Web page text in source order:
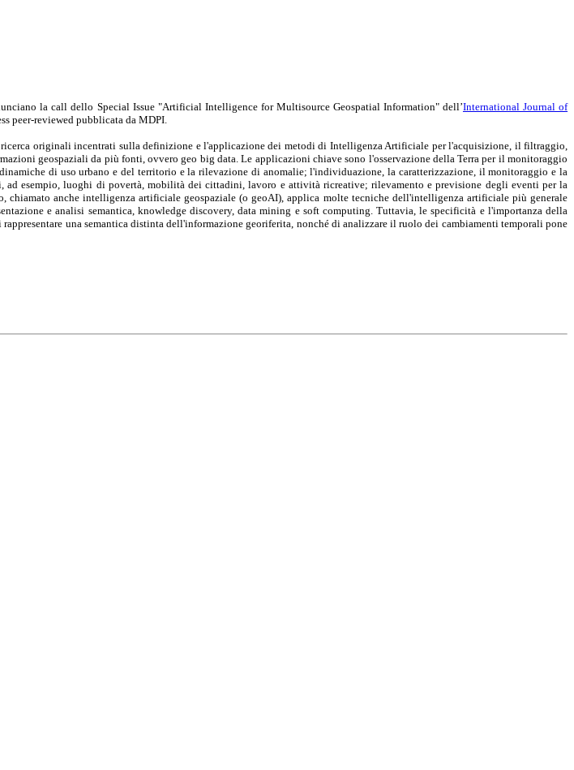
la call dello Special Issue "Artificial Intelligence for Multisource Geospatial Information" dell’International Journal of
peer-reviewed pubblicata da MDPI.
originali incentrati sulla definizione e l'applicazione dei metodi di Intelligenza Artificiale per l'acquisizione, il filtraggio,
geospaziali da più fonti, ovvero geo big data. Le applicazioni chiave sono l'osservazione della Terra per il monitoraggio
di uso urbano e del territorio e la rilevazione di anomalie; l'individuazione, la caratterizzazione, il monitoraggio e la
esempio, luoghi di povertà, mobilità dei cittadini, lavoro e attività ricreative; rilevamento e previsione degli eventi per la
chiamato anche intelligenza artificiale geospaziale (o geoAI), applica molte tecniche dell'intelligenza artificiale più generale
e analisi semantica, knowledge discovery, data mining e soft computing. Tuttavia, le specificità e l'importanza della
rappresentare una semantica distinta dell'informazione georiferita, nonché di analizzare il ruolo dei cambiamenti temporali pone